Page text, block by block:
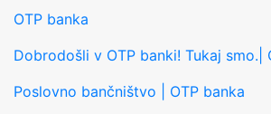
OTP banka
Dobrodošli v OTP banki! Tukaj smo.|
Poslovno bančništvo | OTP banka